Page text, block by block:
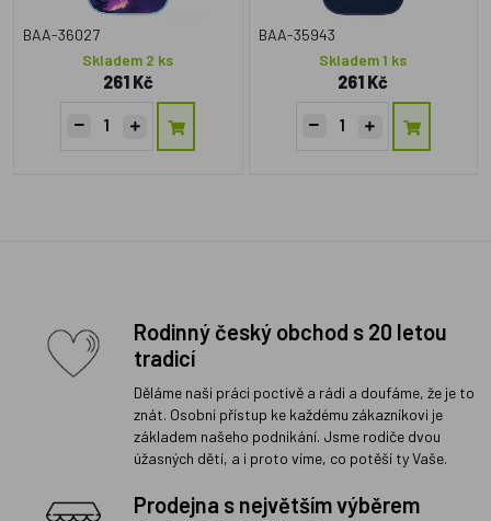
BAA-36027
Skladem 2 ks
261 Kč
BAA-35943
Skladem 1 ks
261 Kč
Rodinný český obchod s 20 letou
tradicí
Děláme naši práci poctivě a rádi a doufáme, že je to
znát. Osobní přístup ke každému zákazníkovi je
základem našeho podnikání. Jsme rodiče dvou
úžasných dětí, a i proto víme, co potěší ty Vaše.
Prodejna s největším výběrem